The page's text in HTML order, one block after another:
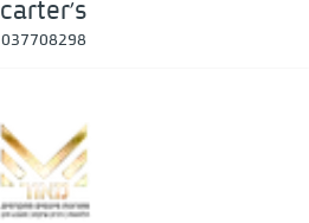
carter's
037708298